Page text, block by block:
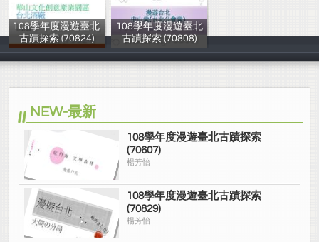
108學年度漫遊臺北
古蹟探索 (70824)
楊芳怡
108學年度漫遊臺北
古蹟探索 (70808)
楊芳怡
NEW-最新
108學年度漫遊臺北古蹟探索
(70607)
楊芳怡
108學年度漫遊臺北古蹟探索
(70829)
楊芳怡